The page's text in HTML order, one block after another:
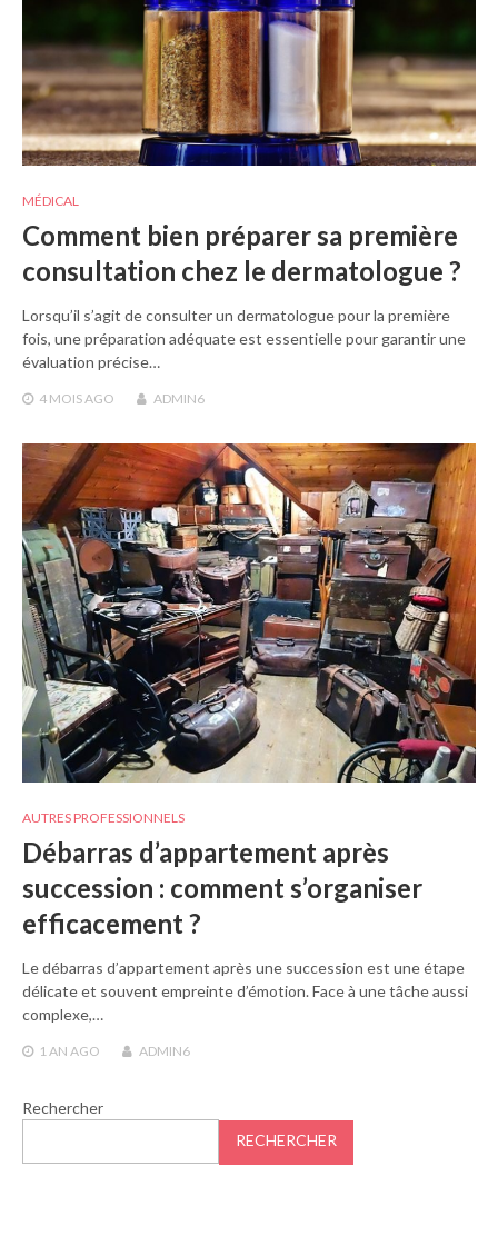
MÉDICAL
Comment bien préparer sa première
consultation chez le dermatologue ?
Lorsqu’il s’agit de consulter un dermatologue pour la première
fois, une préparation adéquate est essentielle pour garantir une
évaluation précise…
4 MOIS AGO ADMIN6
AUTRES PROFESSIONNELS
Débarras d’appartement après
succession : comment s’organiser
efficacement ?
Le débarras d’appartement après une succession est une étape
délicate et souvent empreinte d’émotion. Face à une tâche aussi
complexe,…
1 AN AGO ADMIN6
Rechercher
RECHERCHER